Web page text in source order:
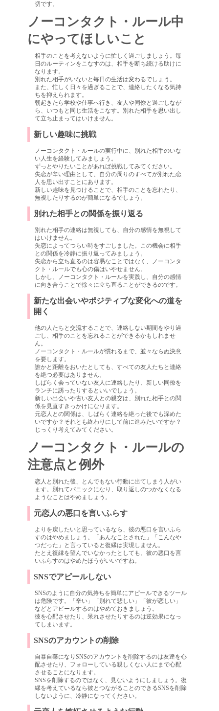
切です。
ノーコンタクト・ルール中
にやってほしいこと
相手のことを考えないように忙しく過ごしましょう。毎
日のルーティンをこなすのは、相手を断ち続ける助けに
なります。
別れた相手がいないと毎日の生活は変わるでしょう。
また、忙しく日々を過ぎることで、連絡したくなる気持
ちを抑えられます。
朝起きたら学校や仕事へ行き、友人や同僚と過ごしなが
ら、いつもと同じ生活をこなす。別れた相手を思い出し
て立ち止まってはいけません。
新しい趣味に挑戦
ノーコンタクト・ルールの実行中に、別れた相手のいな
い人生を経験してみましょう。
ずっとやりたいことがあれば挑戦してみてください。
失恋が辛い理由として、自分の周りのすべてが別れた恋
人を思い出すことにあります。
新しい趣味を見つけることで、相手のことを忘れたり、
無視したりするのが簡単になるでしょう。
別れた相手との関係を振り返る
別れた相手の連絡は無視しても、自分の感情を無視して
はいけません。
失恋によってつらい時をすごしました。この機会に相手
との関係を冷静に振り返ってみましょう。
失恋から立ち直るのは容易なことではなく、ノーコンタ
クト・ルールでも心の傷はいやせません。
しかし、ノーコンタクト・ルールを実践し、自分の感情
に向き合うことで徐々に立ち直ることができるのです。
新たな出会いやポジティブな変化への道を
開く
他の人たちと交流することで、連絡しない期間をやり過
ごし、相手のことを忘れることができるかもしれませ
ん。
ノーコンタクト・ルールが慣れるまで、並々ならぬ決意
を要します。
誰かと距離をおいたとしても、すべての友人たちと連絡
を絶つ必要はありません。
しばらく会っていない友人に連絡したり、新しい同僚を
ランチに誘ったりするといいでしょう。
新しい出会いや古い友人との親交は、別れた相手との関
係を見直すきっかけになります。
元恋人との関係は、しばらく連絡を絶った後でも深めた
いですか？それとも終わりにして前に進みたいですか？
じっくり考えてみてください。
ノーコンタクト・ルールの
注意点と例外
恋人と別れた後、とんでもない行動に出てしまう人がい
ます。別れてパニックになり、取り返しのつかなくなる
ようなことはやめましょう。
元恋人の悪口を言いふらす
よりを戻したいと思っているなら、彼の悪口を言いふら
すのはやめましょう。「あんなことされた」「こんなや
つだった」と言っていると復縁は実現しません。
たとえ復縁を望んでいなかったとしても、彼の悪口を言
いふらすのはやめたほうがいいですね。
SNSでアピールしない
SNSのように自分の気持ちを簡単にアピールできるツール
は危険です。「辛い」「別れて悲しい」「彼が恋しい」
などとアピールするのはやめておきましょう。
彼を心配させたり、呆れさせたりするのは逆効果になっ
てしまいます。
SNSのアカウントの削除
自暴自棄になりSNSのアカウントを削除するのは友達を心
配させたり、フォローしている親しくない人にまで心配
させることになります。
SNSを削除するのではなく、見ないようにしましょう。復
縁を考えているなら彼とつながることのできるSNSを削除
しないように、冷静になってください。